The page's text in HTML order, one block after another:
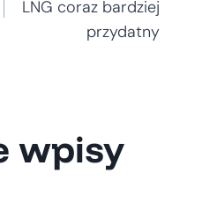
LNG coraz bardziej
przydatny
wpisy